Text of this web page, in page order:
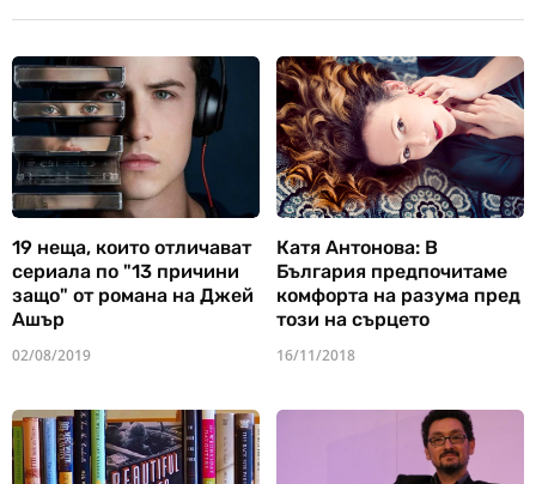
19 неща, които отличават
сериала по "13 причини
защо" от романа на Джей
Ашър
02/08/2019
Катя Антонова: В
България предпочитаме
комфорта на разума пред
този на сърцето
16/11/2018